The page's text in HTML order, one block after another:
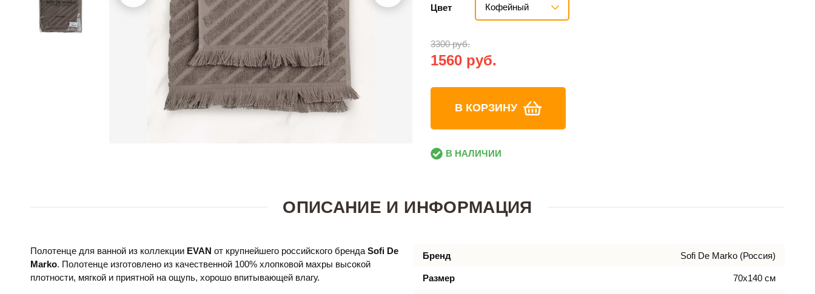
Цвет Кофейный
3300 руб.
1560 руб.
В КОРЗИНУ
В НАЛИЧИИ
ОПИСАНИЕ И ИНФОРМАЦИЯ
Полотенце для ванной из коллекции EVAN от крупнейшего российского бренда Sofi De
Marko. Полотенце изготовлено из качественной 100% хлопковой махры высокой
плотности, мягкой и приятной на ощупь, хорошо впитывающей влагу.
Бренд Sofi De Marko (Россия)
Размер 70х140 см